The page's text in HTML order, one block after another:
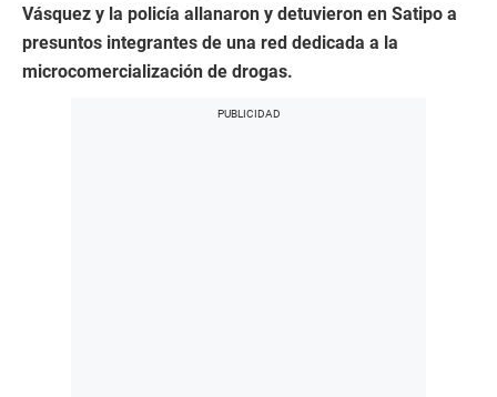
Vásquez y la policía allanaron y detuvieron en Satipo a
presuntos integrantes de una red dedicada a la
microcomercialización de drogas.